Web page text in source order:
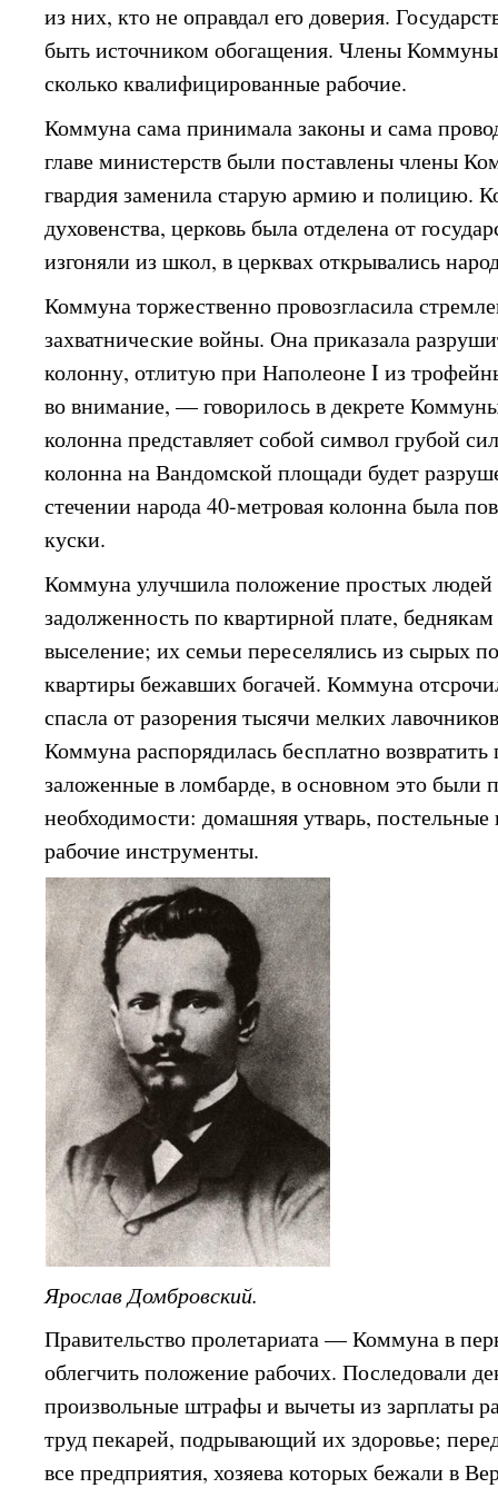
из них, кто не оправдал его доверия.
быть источником обогащения. Члены
сколько квалифицированные рабочие.
Коммуна сама принимала законы и сама
главе министерств были поставлены члены
гвардия заменила старую армию и полицию.
духовенства, церковь была отделена от
изгоняли из школ, в церквах открывались
Коммуна торжественно провозгласила
захватнические войны. Она приказала
колонну, отлитую при Наполеоне I из
во внимание, — говорилось в декрете
колонна представляет собой символ грубой
колонна на Вандомской площади будет
стечении народа 40-метровая колонна была
куски.
Коммуна улучшила положение простых
задолженность по квартирной плате,
выселение; их семьи переселялись из сырых
квартиры бежавших богачей. Коммуна
спасла от разорения тысячи мелких
Коммуна распорядилась бесплатно
заложенные в ломбарде, в основном это были
необходимости: домашняя утварь,
рабочие инструменты.
Ярослав Домбровский.
Правительство пролетариата — Коммуна в
облегчить положение рабочих. Последовали
произвольные штрафы и вычеты из зарплаты
труд пекарей, подрывающий их здоровье;
все предприятия, хозяева которых бежали в